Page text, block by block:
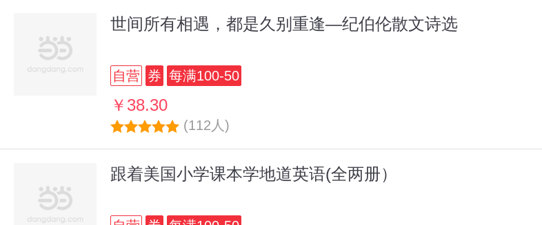
世间所有相遇，都是久别重逢—纪伯伦散文诗选
自营 券 每满100-50
￥38.30
(112人)
跟着美国小学课本学地道英语(全两册）